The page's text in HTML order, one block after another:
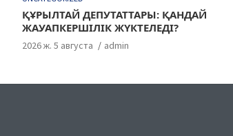
ҚҰРЫЛТАЙ ДЕПУТАТТАРЫ: ҚАНДАЙ
ЖАУАПКЕРШІЛІК ЖҮКТЕЛЕДІ?
2026 ж. 5 августа admin